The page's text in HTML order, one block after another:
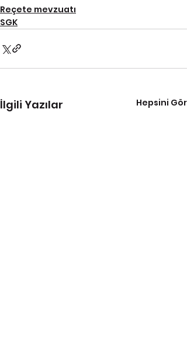
Reçete mevzuatı
SGK
İlgili Yazılar Hepsini Gör